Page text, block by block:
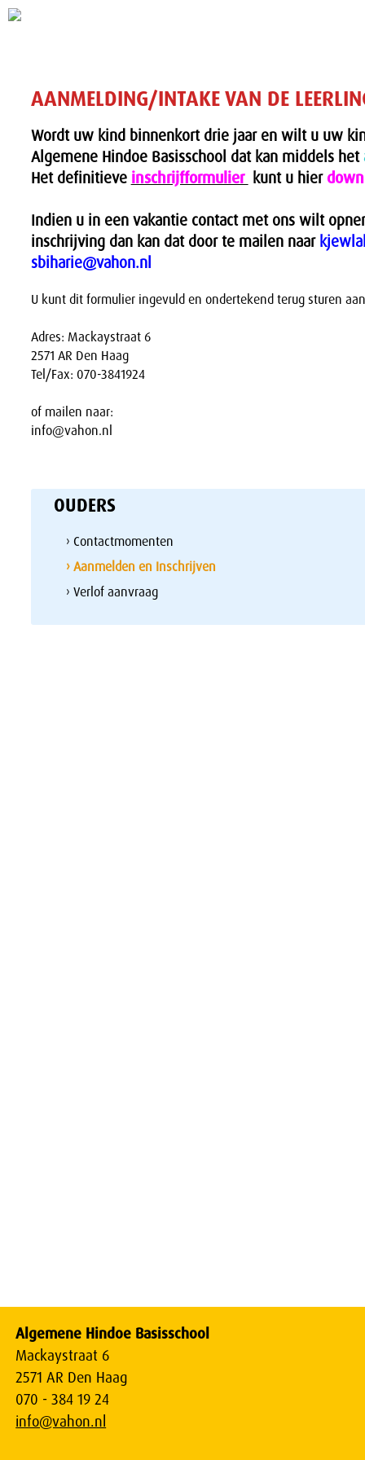
AANMELDING/INTAKE VAN DE
Wordt uw kind binnenkort drie jaar en wilt u uw
Algemene Hindoe Basisschool dat kan middels het
Het definitieve inschrijfformulier kunt u hier
Indien u in een vakantie contact met ons wilt
inschrijving dan kan dat door te mailen naar
sbiharie@vahon.nl
U kunt dit formulier ingevuld en ondertekend terug sturen
Adres: Mackaystraat 6
2571 AR Den Haag
Tel/Fax: 070-3841924
of mailen naar:
info@vahon.nl
OUDERS
› Contactmomenten
› Aanmelden en Inschrijven
› Verlof aanvraag
Algemene Hindoe Basisschool
Mackaystraat 6
2571 AR Den Haag
070 - 384 19 24
info@vahon.nl